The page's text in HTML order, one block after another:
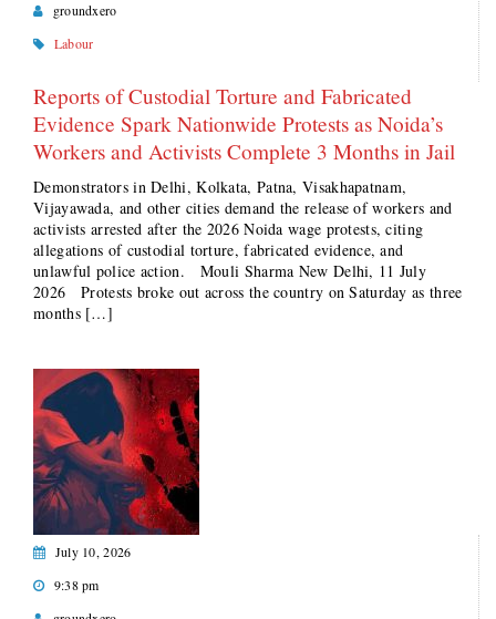
groundxero
Labour
Reports of Custodial Torture and Fabricated
Evidence Spark Nationwide Protests as Noida’s
Workers and Activists Complete 3 Months in Jail
Demonstrators in Delhi, Kolkata, Patna, Visakhapatnam,
Vijayawada, and other cities demand the release of workers and
activists arrested after the 2026 Noida wage protests, citing
allegations of custodial torture, fabricated evidence, and
unlawful police action. Mouli Sharma New Delhi, 11 July
2026 Protests broke out across the country on Saturday as three
months […]
July 10, 2026
9:38 pm